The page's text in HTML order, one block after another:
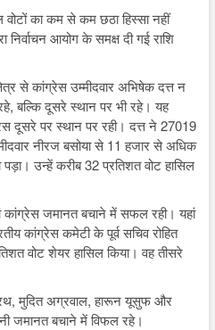
वोटों का कम से कम छठा हिस्सा नहीं
निर्वाचन आयोग के समक्ष दी गई राशि
से कांग्रेस उम्मीदवार अभिषेक दत्त न
बल्कि दूसरे स्थान पर भी रहे। यह
दूसरे पर स्थान पर रही। दत्त ने 27019
नीरज बसोया से 11 हजार से अधिक
उन्हें करीब 32 प्रतिशत वोट हासिल
कांग्रेस जमानत बचाने में सफल रही। यहां
कांग्रेस कमेटी के पूर्व सचिव रोहित
वोट शेयर हासिल किया। वह तीसरे
मुदित अग्रवाल, हारून यूसुफ और
जमानत बचाने में विफल रहे।